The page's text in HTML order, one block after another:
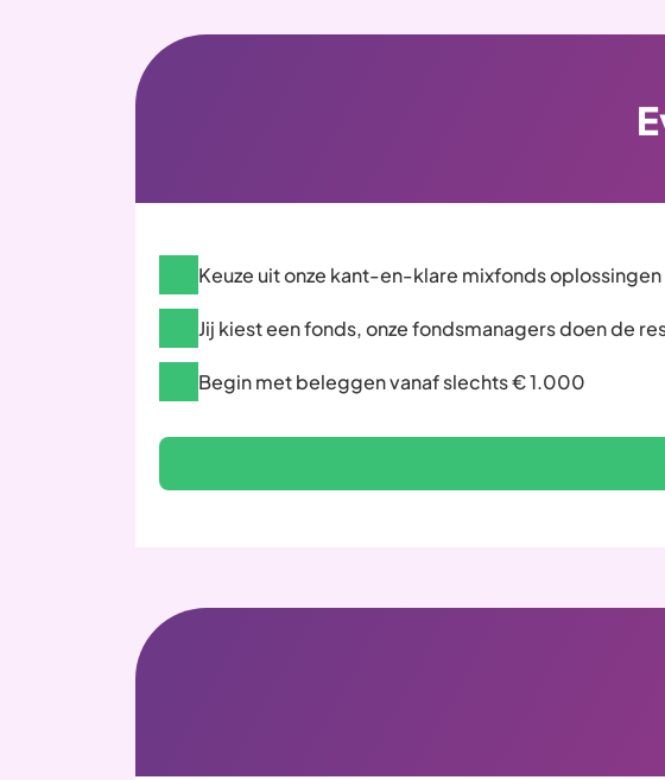
Keuze uit onze kant-en-klare mixfonds oplossingen
Jij kiest een fonds, onze fondsmanagers doen de
Begin met beleggen vanaf slechts € 1.000